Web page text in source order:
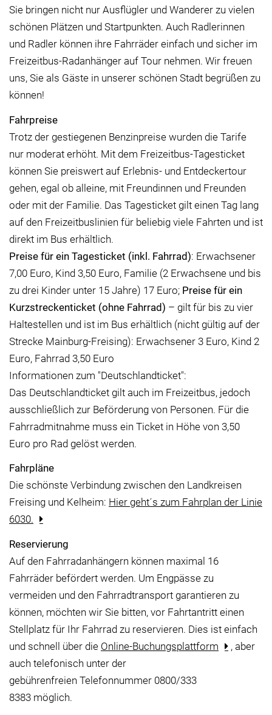
Sie bringen nicht nur Ausflügler und Wanderer zu vielen
schönen Plätzen und Startpunkten. Auch Radlerinnen
und Radler können ihre Fahrräder einfach und sicher im
Freizeitbus-Radanhänger auf Tour nehmen. Wir freuen
uns, Sie als Gäste in unserer schönen Stadt begrüßen zu
können!
Fahrpreise
Trotz der gestiegenen Benzinpreise wurden die Tarife
nur moderat erhöht. Mit dem Freizeitbus-Tagesticket
können Sie preiswert auf Erlebnis- und Entdeckertour
gehen, egal ob alleine, mit Freundinnen und Freunden
oder mit der Familie. Das Tagesticket gilt einen Tag lang
auf den Freizeitbuslinien für beliebig viele Fahrten und ist
direkt im Bus erhältlich.
Preise für ein Tagesticket (inkl. Fahrrad): Erwachsener
7,00 Euro, Kind 3,50 Euro, Familie (2 Erwachsene und bis
zu drei Kinder unter 15 Jahre) 17 Euro; Preise für ein
Kurzstreckenticket (ohne Fahrrad) – gilt für bis zu vier
Haltestellen und ist im Bus erhältlich (nicht gültig auf der
Strecke Mainburg-Freising): Erwachsener 3 Euro, Kind 2
Euro, Fahrrad 3,50 Euro
Informationen zum "Deutschlandticket":
Das Deutschlandticket gilt auch im Freizeitbus, jedoch
ausschließlich zur Beförderung von Personen. Für die
Fahrradmitnahme muss ein Ticket in Höhe von 3,50
Euro pro Rad gelöst werden.
Fahrpläne
Die schönste Verbindung zwischen den Landkreisen
Freising und Kelheim: Hier geht´s zum Fahrplan der Linie
6030.
Reservierung
Auf den Fahrradanhängern können maximal 16
Fahrräder befördert werden. Um Engpässe zu
vermeiden und den Fahrradtransport garantieren zu
können, möchten wir Sie bitten, vor Fahrtantritt einen
Stellplatz für Ihr Fahrrad zu reservieren. Dies ist einfach
und schnell über die Online-Buchungsplattform
, aber
auch telefonisch unter der
gebührenfreien Telefonnummer 0800/333
8383 möglich.